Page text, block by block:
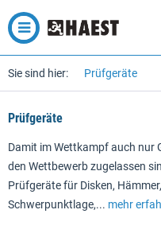
Sie sind hier: Prüfgeräte
Prüfgeräte
Damit im Wettkampf auch nur
den Wettbewerb zugelassen
Prüfgeräte für Disken,
Schwerpunktlage,... mehr